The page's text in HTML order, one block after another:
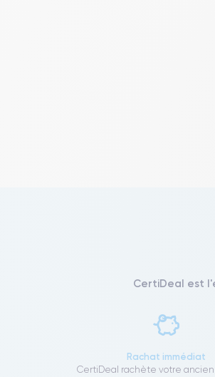
CertiDeal est
Rachat immédiat
CertiDeal rachète votre